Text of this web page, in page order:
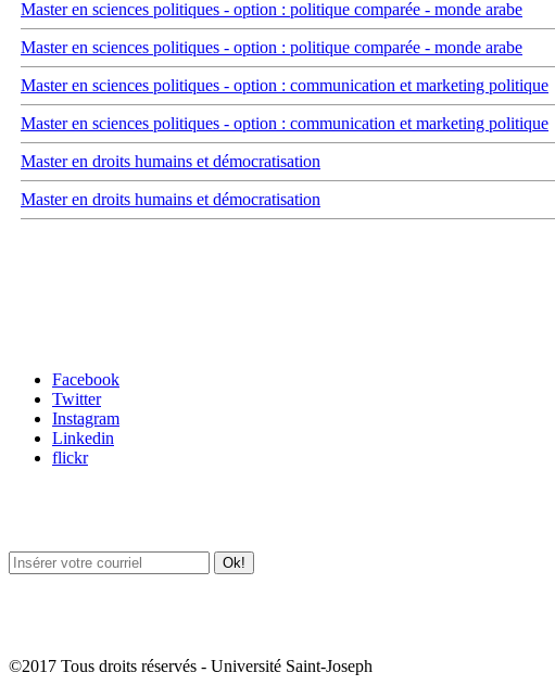
Master en sciences politiques - option : politique comparée - monde arabe
Master en sciences politiques - option : politique comparée - monde arabe
Master en sciences politiques - option : communication et marketing politique
Master en sciences politiques - option : communication et marketing politique
Master en droits humains et démocratisation
Master en droits humains et démocratisation
Facebook
Twitter
Instagram
Linkedin
flickr
©2017 Tous droits réservés - Université Saint-Joseph